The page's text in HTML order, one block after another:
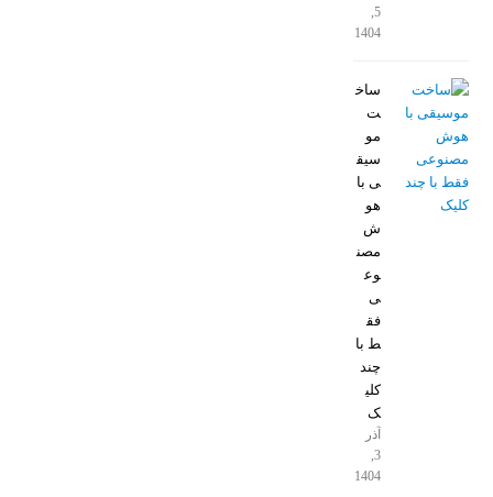
5,
1404
ساخ
ت
مو
سیق
ی با
هو
ش
مصن
وع
ی
فق
ط با
چند
کلی
ک
آذر
3,
1404